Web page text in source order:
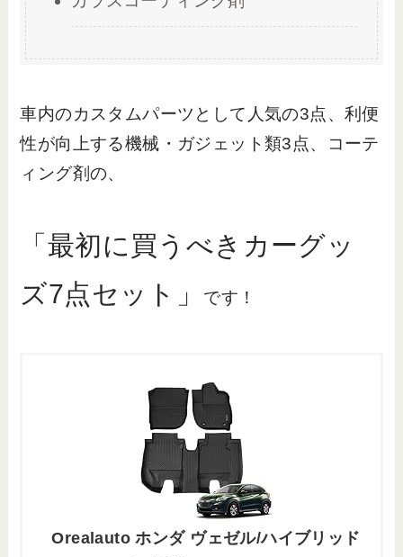
車内のカスタムパーツとして人気の3点、利便
性が向上する機械・ガジェット類3点、コーテ
ィング剤の、
「最初に買うべきカーグッ
ズ7点セット」
です！
Orealauto ホンダ ヴェゼル/ハイブリッド